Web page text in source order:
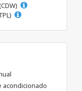
acondicionado